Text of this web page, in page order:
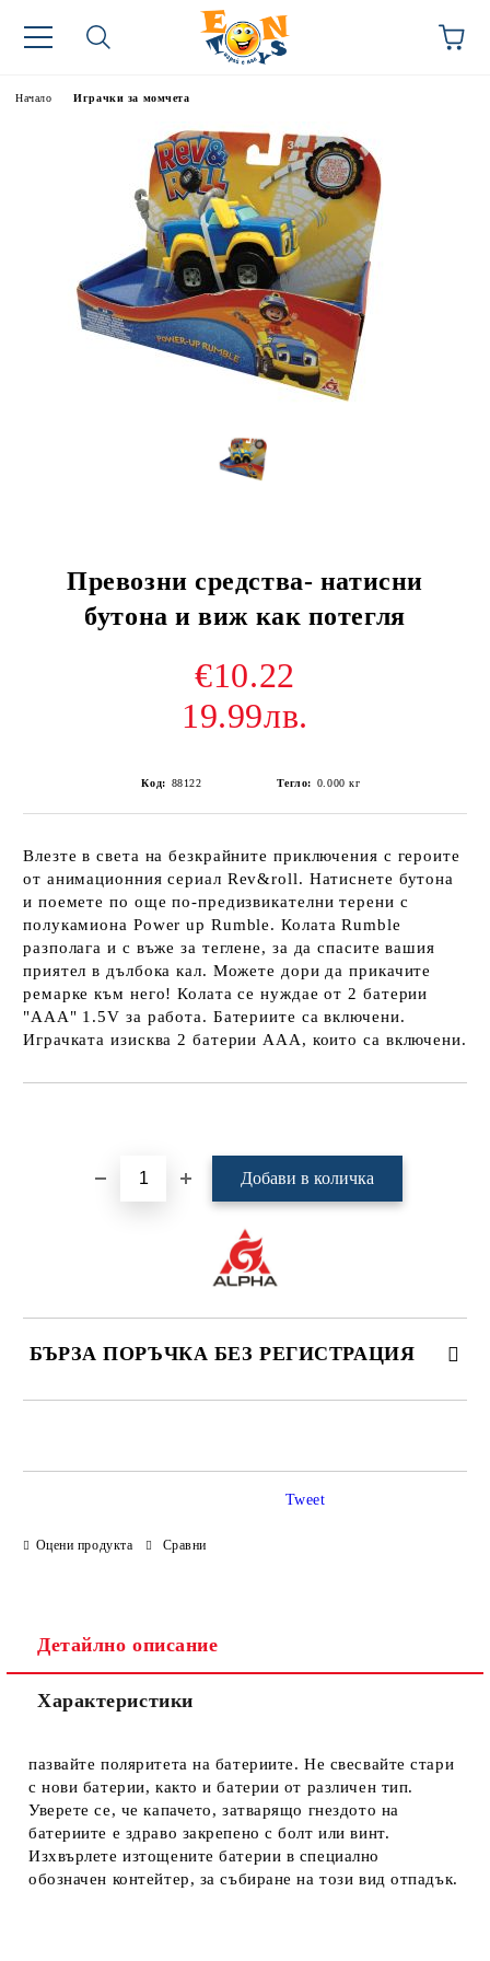
Начало Играчки за момчета
Превозни средства- натисни
бутона и виж как потегля
€10.22
19.99лв.
Код: 88122 Тегло: 0.000 кг
Влезте в света на безкрайните приключения с героите
от анимационния сериал Rev&roll. Натиснете бутона
и поемете по още по-предизвикателни терени с
полукамиона Power up Rumble. Колата Rumble
разполага и с въже за теглене, за да спасите вашия
приятел в дълбока кал. Можете дори да прикачите
ремарке към него! Колата се нуждае от 2 батерии
"AAA" 1.5V за работа. Батериите са включени.
Играчката изисква 2 батерии AAA, които са включени.
БЪРЗА ПОРЪЧКА БЕЗ РЕГИСТРАЦИЯ
Оцени продукта Сравни
Tweet
Детайлно описание
Характеристики
пазвайте поляритета на батериите. Не свесвайте стари
с нови батерии, както и батерии от различен тип.
Уверете се, че капачето, затварящо гнездото на
батериите е здраво закрепено с болт или винт.
Изхвърлете изтощените батерии в специално
обозначен контейтер, за събиране на този вид отпадък.